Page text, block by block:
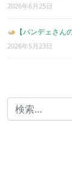
2026年6月25日
【パンデェさん
2026年5月23日
検索: